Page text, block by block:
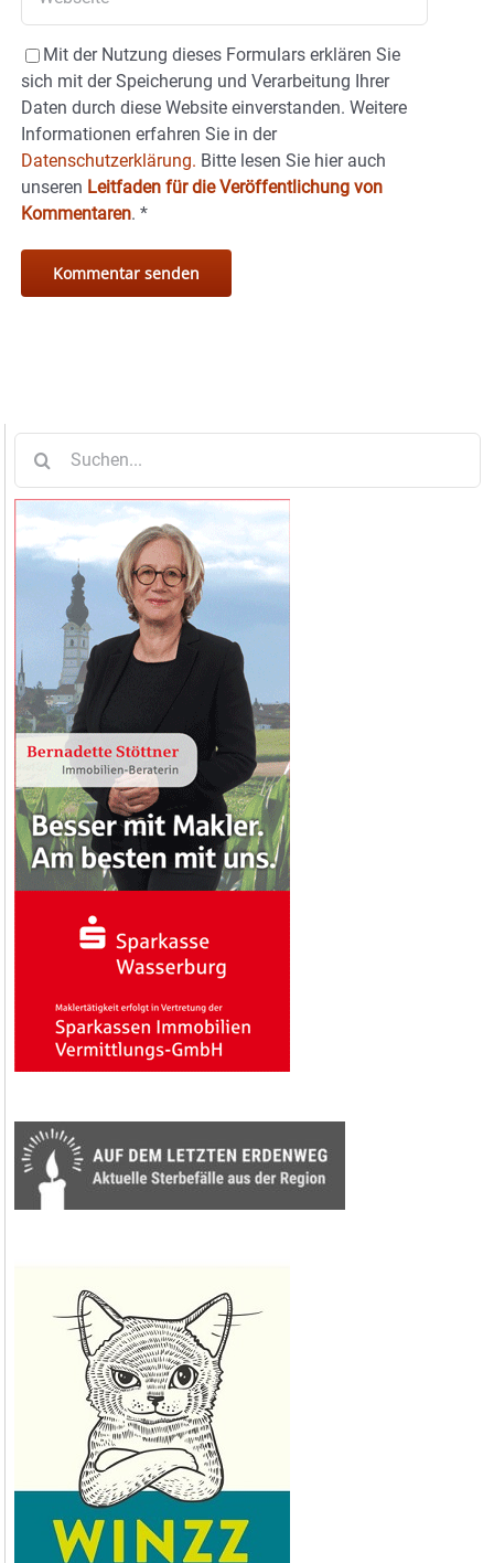
Mit der Nutzung dieses Formulars erklären Sie
sich mit der Speicherung und Verarbeitung Ihrer
Daten durch diese Website einverstanden. Weitere
Informationen erfahren Sie in der
Datenschutzerklärung. Bitte lesen Sie hier auch
unseren Leitfaden für die Veröffentlichung von
Kommentaren. *
nach: